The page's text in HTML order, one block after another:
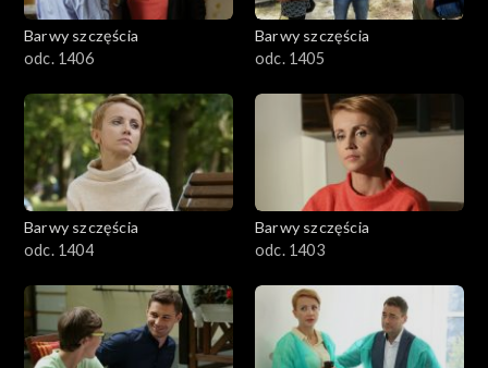
Barwy szczęścia
odc. 1406
Barwy szczęścia
odc. 1405
Barwy szczęścia
odc. 1404
Barwy szczęścia
odc. 1403